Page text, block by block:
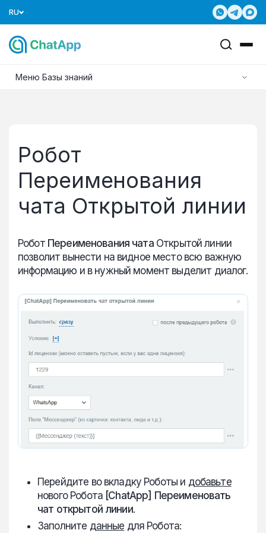
RU
Меню Базы знаний
Робот
Переименования
чата Открытой линии
Робот Переименования чатаОткрытой линии
позволит вынести на видное место всю важную
информацию и в нужный момент выделит диалог.
Перейдите во вкладку Роботы и добавьте
нового Робота [ChatApp] Переименовать
чат открытой линии.
Заполните данные для Робота: